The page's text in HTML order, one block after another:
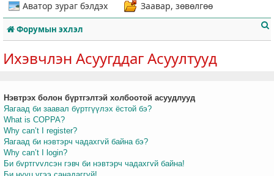
Аватор зураг бэлдэх
Заавар, зөвөлгөө
Форумын эхлэл
Ихэвчлэн Асуугддаг Асуултууд
Нэвтрэх болон бүртгэлтэй холбоотой асуудлууд
Яагаад би заавал бүртгүүлэх ёстой бэ?
What is COPPA?
Why can’t I register?
Яагаад би нэвтэрч чадахгvй байна бэ?
Why can’t I login?
Би бvртгvvлсэн гэвч би нэвтэрч чадахгvй байна!